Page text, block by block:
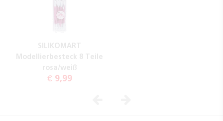
SILIKOMART
Modellierbesteck 8 Teile
rosa/weiß
€ 9,99